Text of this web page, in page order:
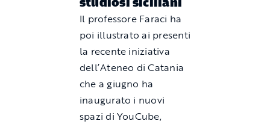
Il professore Faraci ha
poi illustrato ai presenti
la recente iniziativa
dell’Ateneo di Catania
che a giugno ha
inaugurato i nuovi
spazi di YouCube,